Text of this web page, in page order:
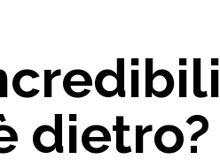
dietro?